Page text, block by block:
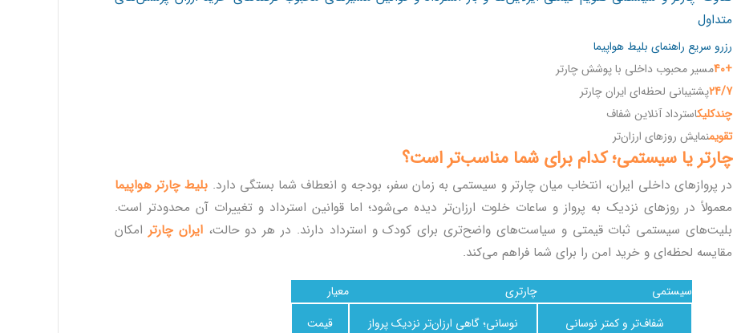
متداول
رزرو سریع راهنمای بلیط هواپیما
+40
مسیر محبوب داخلی با پوشش چارتر
24/7پشتیبانی لحظه‌ای ایران چارتر
چندکلیکاسترداد آنلاین شفاف
تقویمنمایش روزهای ارزان‌تر
چارتر یا سیستمی؛ کدام برای شما مناسب‌تر است؟
در پروازهای داخلی ایران، انتخاب میان چارتر و سیستمی به زمان سفر، بودجه و انعطاف شما بستگی دارد. بلیط چارتر هواپیما
معمولاً در روزهای نزدیک به پرواز و ساعات خلوت ارزان‌تر دیده می‌شود؛ اما قوانین استرداد و تغییرات آن محدودتر است.
بلیت‌های سیستمی ثبات قیمتی و سیاست‌های واضح‌تری برای کودک و استرداد دارند. در هر دو حالت،ایران چارتر امکان
مقایسه لحظه‌ای و خرید امن را برای شما فراهم می‌کند.
معیار چارتری
سیستمی
قیمت
نوسانی؛ گاهی ارزان‌تر نزدیک پرواز شفاف‌تر و کمتر نوسانی